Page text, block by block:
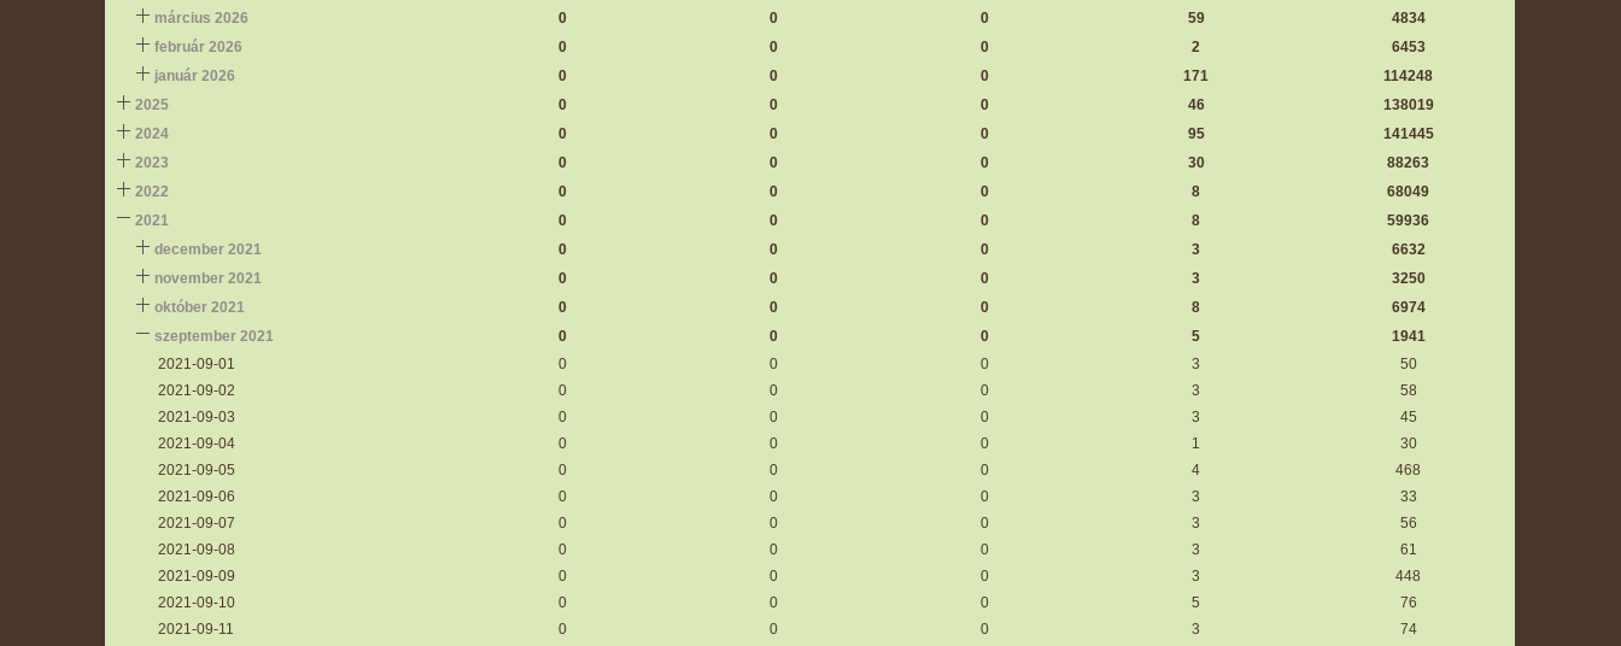
március 2026
0 0 0 59
4834
február 2026
0 0 0 2
6453
január 2026
0 0 0 171
114248
2025
0 0 0 46
138019
2024
0 0 0 95
141445
2023
0 0 0 30
88263
2022
0 0 0 8
68049
2021
0 0 0 8
59936
december 2021
0 0 0 3
6632
november 2021
0 0 0 3
3250
október 2021
0 0 0 8
6974
szeptember 2021
0 0 0 5
1941
2021-09-01
0 0 0 3
50
2021-09-02
0 0 0 3
58
2021-09-03
0 0 0 3
45
2021-09-04
0 0 0 1
30
2021-09-05
0 0 0 4
468
2021-09-06
0 0 0 3
33
2021-09-07
0 0 0 3
56
2021-09-08
0 0 0 3
61
2021-09-09
0 0 0 3
448
2021-09-10
0 0 0 5
76
2021-09-11
0 0 0 3
74